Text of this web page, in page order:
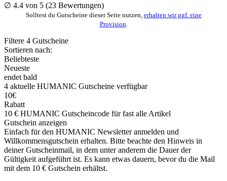
∅ 4.4 von 5 (23 Bewertungen)
Solltest du Gutscheine dieser Seite nutzen, erhalten wir ggf. eine
Provision
Filtere 4 Gutscheine
Sortieren nach:
Beliebteste
Neueste
endet bald
4 aktuelle HUMANIC Gutscheine verfügbar
10€
Rabatt
10 € HUMANIC Gutscheincode für fast alle Artikel
Gutschein anzeigen
Einfach für den HUMANIC Newsletter anmelden und
Willkommensgutschein erhalten. Bitte beachte den Hinweis in
deiner Gutscheinmail, in dem unter anderem die Dauer der
Gültigkeit aufgeführt ist. Es kann etwas dauern, bevor du die Mail
mit dem 10 € Gutschein erhältst.